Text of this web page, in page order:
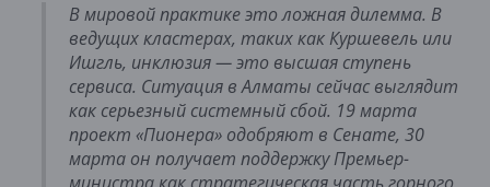
В мировой практике это ложная дилемма. В
ведущих кластерах, таких как Куршевель или
Ишгль, инклюзия — это высшая ступень
сервиса. Ситуация в Алматы сейчас выглядит
как серьезный системный сбой. 19 марта
проект «Пионера» одобряют в Сенате, 30
марта он получает поддержку Премьер-